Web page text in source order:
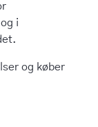
i
og køber